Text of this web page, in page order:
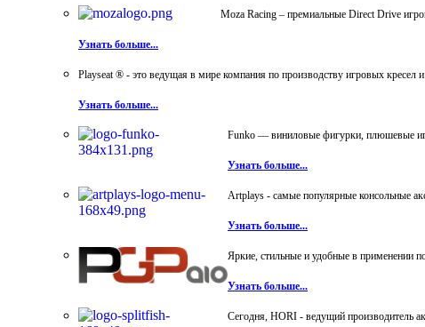
Moza Racing – премиальные Direct Drive
Узнать больше...
Playseat ® - это ведущая в мире компания по производству игровых кресел
Узнать больше...
Funko — виниловые фигурки, плюшевые
Узнать больше...
Artplays - самые популярные консольные
Узнать больше...
Яркие, стильные и удобные в применении
Узнать больше...
Сегодня, HORI - ведущий производитель